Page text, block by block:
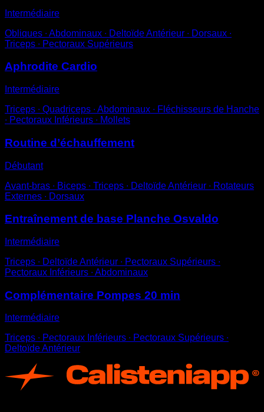
Intermédiaire
Obliques ∙ Abdominaux ∙ Deltoïde Antérieur ∙ Dorsaux ∙
Triceps ∙ Pectoraux Supérieurs
Aphrodite Cardio
Intermédiaire
Triceps ∙ Quadriceps ∙ Abdominaux ∙ Fléchisseurs de Hanche
∙ Pectoraux Inférieurs ∙ Mollets
Routine d’échauffement
Débutant
Avant-bras ∙ Biceps ∙ Triceps ∙ Deltoïde Antérieur ∙ Rotateurs
Externes ∙ Dorsaux
Entraînement de base Planche Osvaldo
Intermédiaire
Triceps ∙ Deltoïde Antérieur ∙ Pectoraux Supérieurs ∙
Pectoraux Inférieurs ∙ Abdominaux
Complémentaire Pompes 20 min
Intermédiaire
Triceps ∙ Pectoraux Inférieurs ∙ Pectoraux Supérieurs ∙
Deltoïde Antérieur